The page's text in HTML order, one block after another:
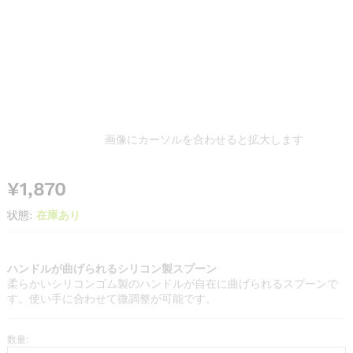
画像にカーソルを合わせると拡大します
¥1,870
状態: 在庫あり
ハンドルが曲げられるシリコン製スプーン
柔らかいシリコンゴム製のハンドルが自在に曲げられるスプーンで
す。使い手に合わせて微調整が可能です。
フ
数量: